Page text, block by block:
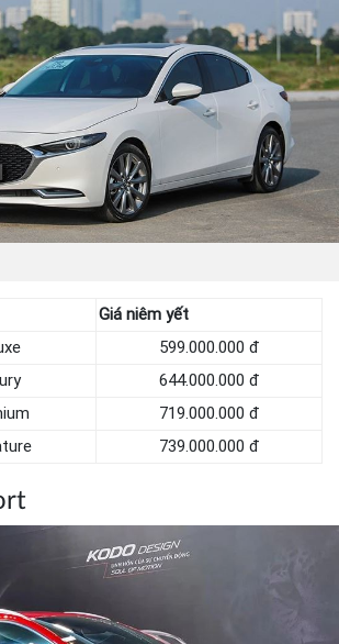
Giá niêm yết
599.000.000 đ
644.000.000 đ
719.000.000 đ
739.000.000 đ